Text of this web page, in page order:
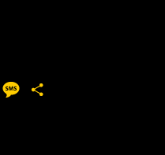
TelegramMessage